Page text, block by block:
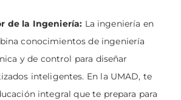
de la Ingeniería: La ingeniería en
conocimientos de ingeniería
y de control para diseñar
inteligentes. En la UMAD, te
integral que te prepara para